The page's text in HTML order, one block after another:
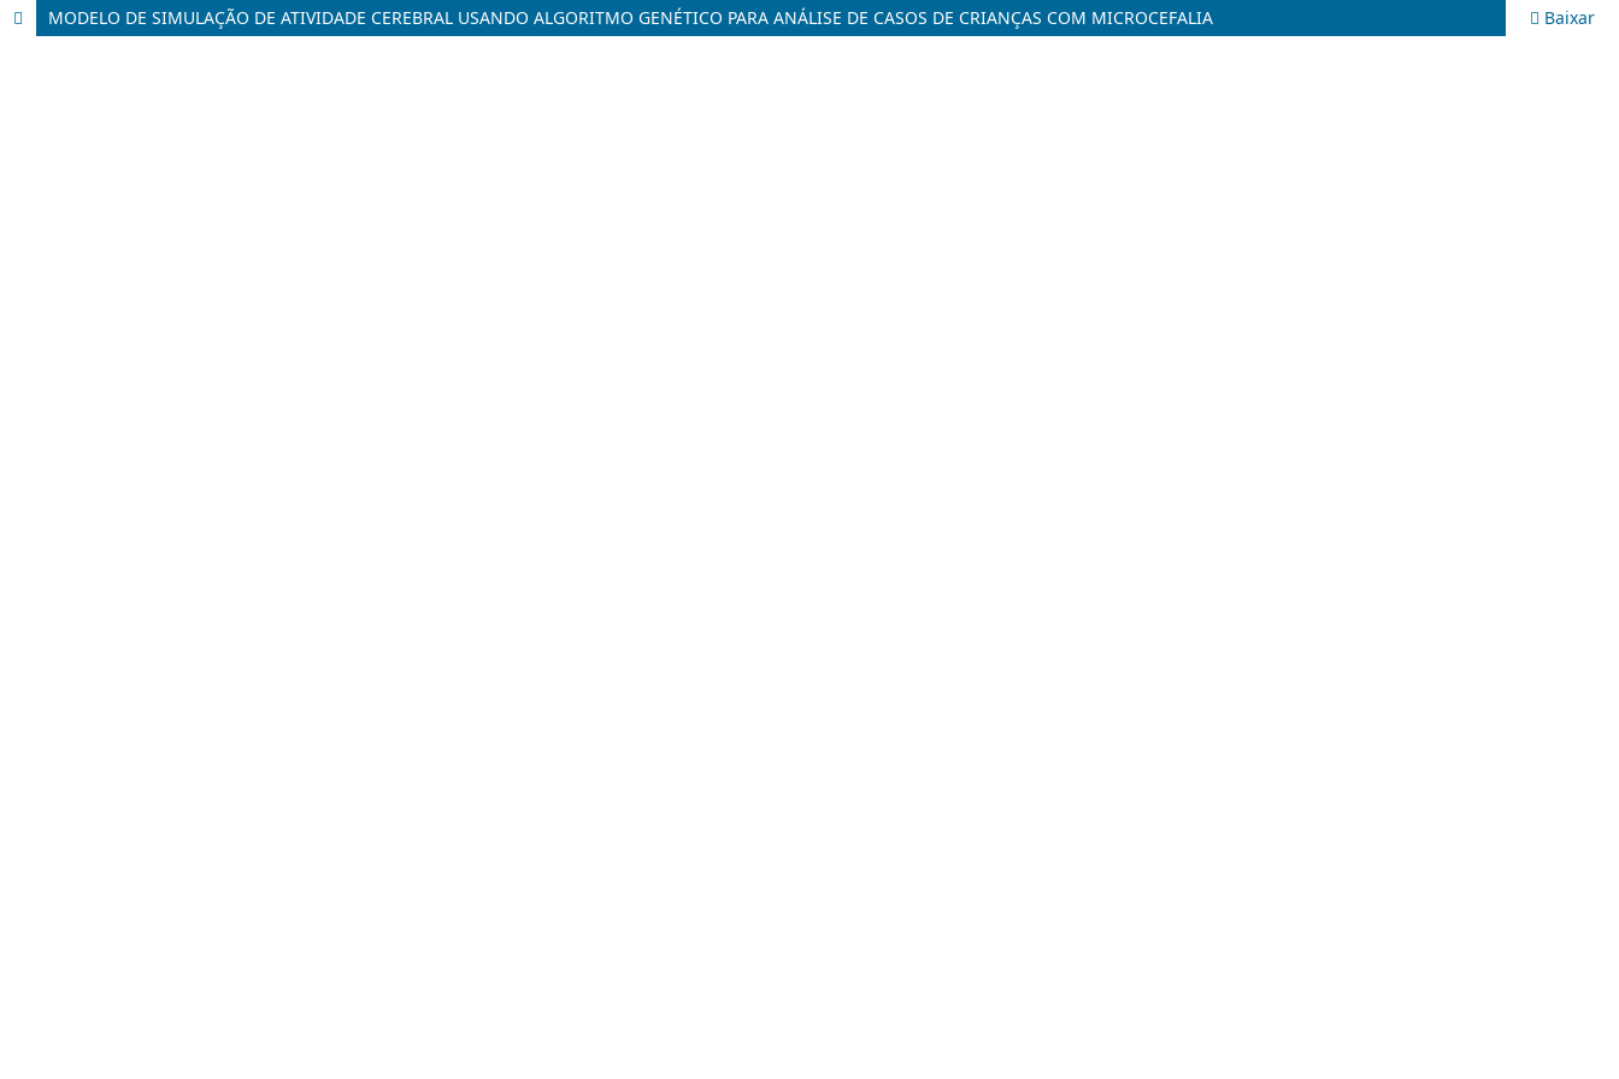
MODELO DE SIMULAÇÃO DE ATIVIDADE CEREBRAL USANDO ALGORITMO GENÉTICO PARA ANÁLISE DE CASOS DE CRIANÇAS COM MICROCEFALIA Baixar